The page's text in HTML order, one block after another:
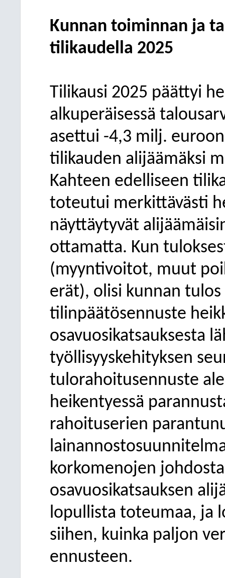
Kunnan toiminnan ja
tilikaudella 2025
Tilikausi 2025 päättyi
alkuperäisessä
asettui -4,3 milj.
tilikauden alijäämäksi
Kahteen edelliseen
toteutui merkittävästi
näyttäytyvät
ottamatta. Kun
(myyntivoitot, muut
erät), olisi kunnan
tilinpäätösennuste
osavuosikatsauksesta
työllisyyskehityksen
tulorahoitusennuste
heikentyessä
rahoituserien
korkomenojen
osavuosikatsauksen
lopullista toteumaa, ja
siihen, kuinka paljon
ennusteen.